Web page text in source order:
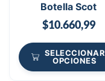
Botella Scot
$10.660,99
SELECCIONAR
OPCIONES